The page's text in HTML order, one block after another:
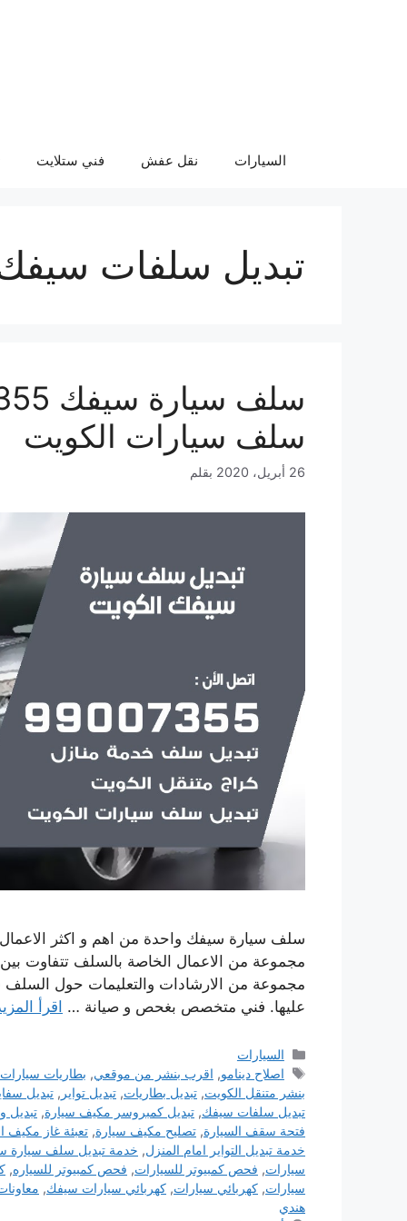
السيارات نقل عفش فني ستلايت
تبديل سلفات
سلف سيارات الكويت
26 أبريل، 2020 بقلم
سلف سيارة سيفك واحدة من اهم و اكثر الاعمال
مجموعة من الاعمال الخاصة بالسلف تتفاوت بين
مجموعة من الارشادات والتعليمات حول السلف
عليها. فني متخصص بغحص و صيانة … اقرأ
التصنيفات
السيارات
الوسوم
اصلاح دينامو, اقرب بنشر من موقعي, بطاريات سيارات
بنشر متنقل الكويت, تبديل بطاريات, تبديل تواير , تبديل
تبديل سلفات سيفك, تبديل كمبروسر مكيف سيارة, تبديل
فتحة سقف السيارة, تصليح مكيف سيارة, تعبئة غاز مكيف
خدمة تبديل التواير امام المنزل, خدمة تبديل سلف سيارة
سيارات, فحص كمبيوتر للسيارات, فحص كمبيوتر للسياره,
سيارات, كهربائي سيارات, كهربائي سيارات سيفك,
هندي